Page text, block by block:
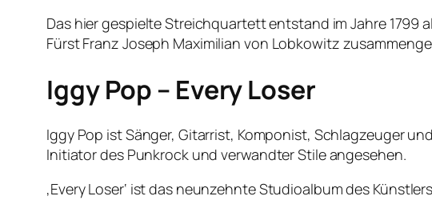
Das hier gespielte Streichquartett entstand im Jahre 1799
Fürst Franz Joseph Maximilian von Lobkowitz
Iggy Pop – Every Loser
Iggy Pop ist Sänger, Gitarrist, Komponist, Schlagzeuger
Initiator des Punkrock und verwandter Stile angesehen.
‚Every Loser‘ ist das neunzehnte Studioalbum des